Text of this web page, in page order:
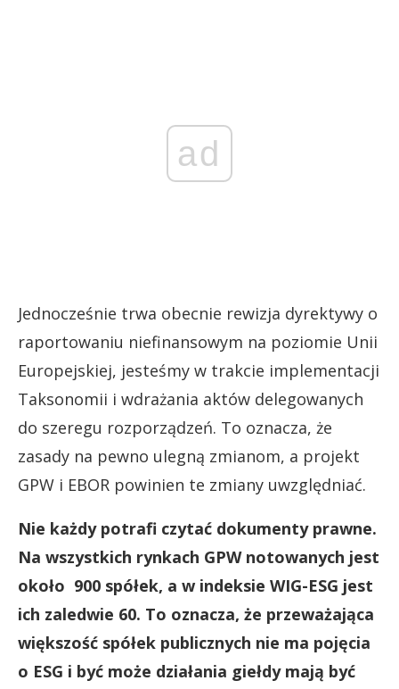
ad
Jednocześnie trwa obecnie rewizja dyrektywy o
raportowaniu niefinansowym na poziomie Unii
Europejskiej, jesteśmy w trakcie implementacji
Taksonomii i wdrażania aktów delegowanych
do szeregu rozporządzeń. To oznacza, że
zasady na pewno ulegną zmianom, a projekt
GPW i EBOR powinien te zmiany uwzględniać.
Nie każdy potrafi czytać dokumenty prawne.
Na wszystkich rynkach GPW notowanych jest
około 900 spółek, a w indeksie WIG-ESG jest
ich zaledwie 60. To oznacza, że przeważająca
większość spółek publicznych nie ma pojęcia
o ESG i być może działania giełdy mają być